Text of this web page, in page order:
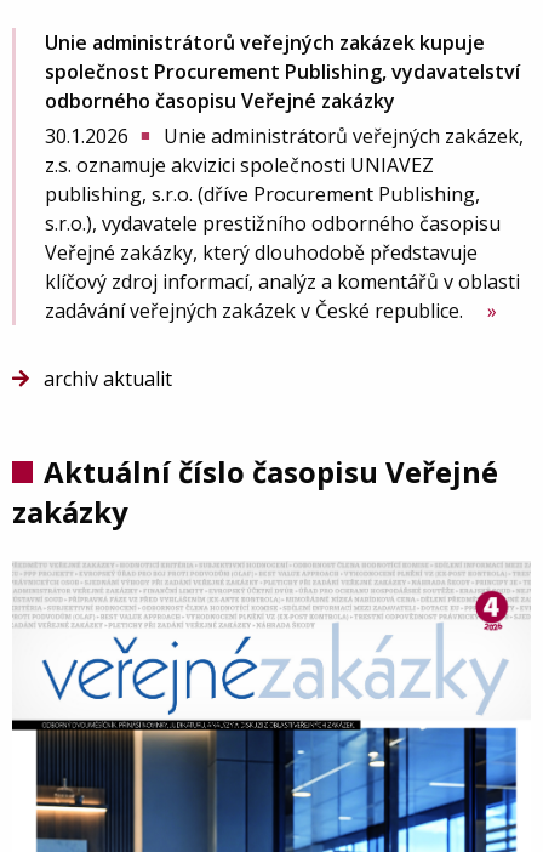
Unie administrátorů veřejných zakázek kupuje
společnost Procurement Publishing, vydavatelství
odborného časopisu Veřejné zakázky
30.1.2026
■
Unie administrátorů veřejných zakázek,
z.s. oznamuje akvizici společnosti UNIAVEZ
publishing, s.r.o. (dříve Procurement Publishing,
s.r.o.), vydavatele prestižního odborného časopisu
Veřejné zakázky, který dlouhodobě představuje
klíčový zdroj informací, analýz a komentářů v oblasti
zadávání veřejných zakázek v České republice.
archiv aktualit
Aktuální číslo časopisu Veřejné
zakázky